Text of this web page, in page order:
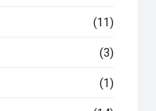
(11)
(3)
(1)